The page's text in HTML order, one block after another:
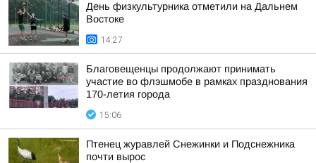
День физкультурника отметили на Дальнем
Востоке
14:27
Благовещенцы продолжают принимать
участие во флэшмобе в рамках празднования
170-летия города
15:06
Птенец журавлей Снежинки и Подснежника
почти вырос